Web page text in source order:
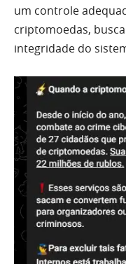
um controle
criptomoedas,
integridade do